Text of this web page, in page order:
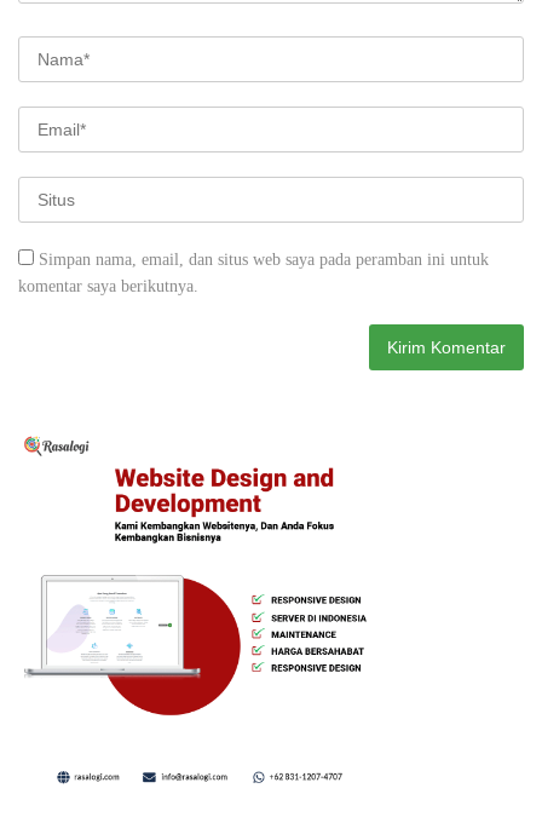
Simpan nama, email, dan situs web saya pada peramban ini untuk
komentar saya berikutnya.